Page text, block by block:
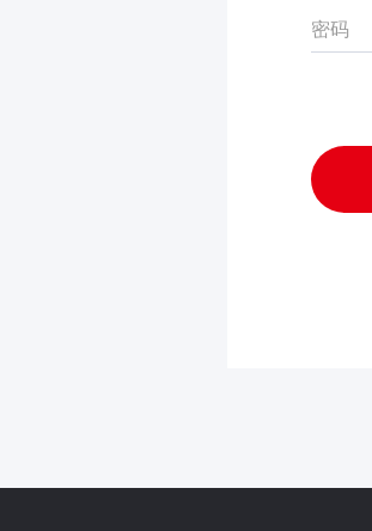
密码